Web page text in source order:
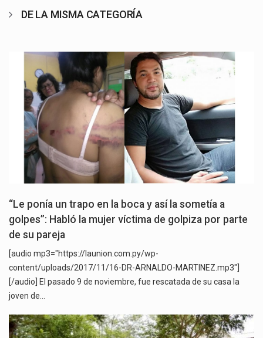
DE LA MISMA CATEGORÍA
“Le ponía un trapo en la boca y así la sometía a
golpes”: Habló la mujer víctima de golpiza por parte
de su pareja
[audio mp3="https://launion.com.py/wp-
content/uploads/2017/11/16-DR-ARNALDO-MARTINEZ.mp3"]
[/audio] El pasado 9 de noviembre, fue rescatada de su casa la
joven de…